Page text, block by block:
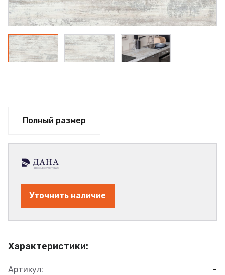
Полный размер
Характеристики:
Артикул: -
Уточнить наличие